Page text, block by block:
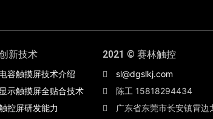
新技术
电容触摸屏技术介绍
显示触摸屏全贴合技术
控屏研发能力
2021 © 赛林触控
sl@dgslkj.com
陈工 15818294434
广东省东莞市长安镇霄